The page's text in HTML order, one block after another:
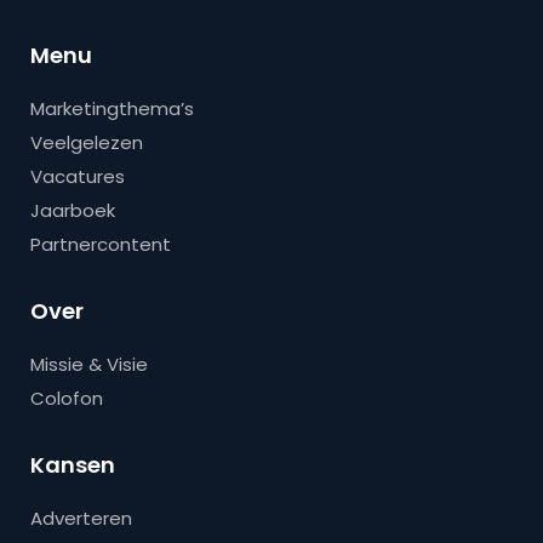
Menu
Marketingthema’s
Veelgelezen
Vacatures
Jaarboek
Partnercontent
Over
Missie & Visie
Colofon
Kansen
Adverteren